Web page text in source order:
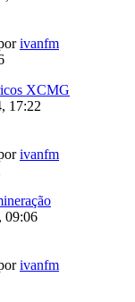
ivanfm
XCMG
17:22
ivanfm
09:06
ivanfm